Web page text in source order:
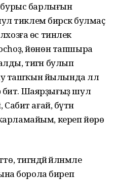
барлығын
тиклем бирәсәк булмаҫ
өс тинлек
йөнөн тапшыра
тигән булып
ташҡын йылында әллә
бит. Шаярҙығыҙ шул
ағай, бүтән
кереп йөрө
тигәндәй әйләнмәле
борола биреп